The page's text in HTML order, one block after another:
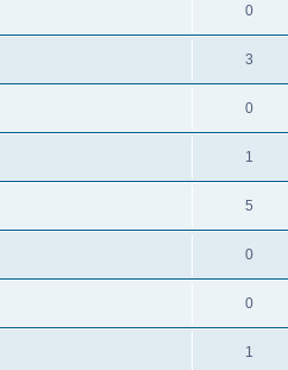
0
3
0
1
5
0
0
1